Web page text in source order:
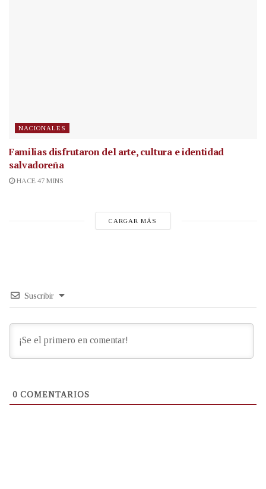
NACIONALES
Familias disfrutaron del arte, cultura e identidad
salvadoreña
HACE 47 MINS
CARGAR MÁS
Suscribir
0 COMENTARIOS